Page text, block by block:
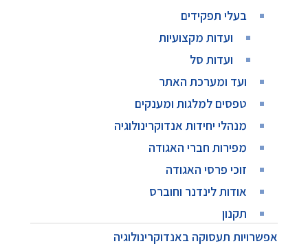
בעלי תפקידים
ועדות מקצועיות
ועדות סל
ועד ומערכת האתר
טפסים למלגות ומענקים
מנהלי יחידות אנדוקרינולוגיה
מפירות חברי האגודה
זוכי פרסי האגודה
אודות לינדנר וחוברס
תקנון
אפשרויות תעסוקה באנדוקרינולוגיה